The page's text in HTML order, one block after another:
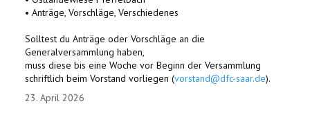
• Anträge, Vorschläge, Verschiedenes
Solltest du Anträge oder Vorschläge an die
Generalversammlung haben,
muss diese bis eine Woche vor Beginn der Versammlung
schriftlich beim Vorstand vorliegen (vorstand@dfc-saar.de).
23. April 2026